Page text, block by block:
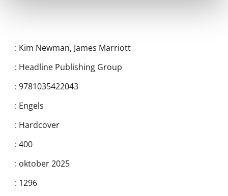
: Kim Newman, James Marriott
: Headline Publishing Group
: 9781035422043
: Engels
: Hardcover
: 400
: oktober 2025
: 1296